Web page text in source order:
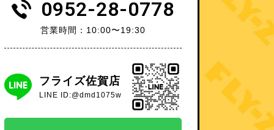
0952-28-0778
営業時間：10:00〜19:30
フライズ佐賀店
LINE ID:@dmd1075w